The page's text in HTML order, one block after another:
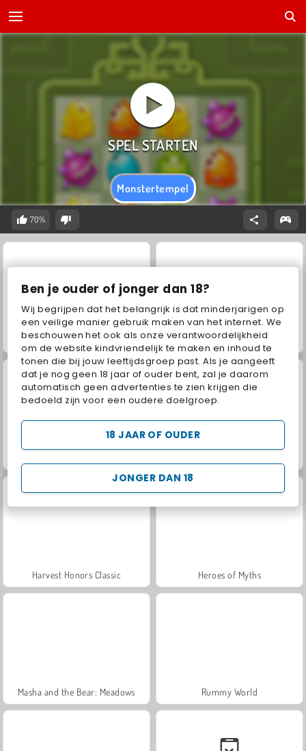
Ben je ouder of jonger dan 18?
Wij begrijpen dat het belangrijk is dat minderjarigen op
een veilige manier gebruik maken van het internet. We
beschouwen het ook als onze verantwoordelijkheid
om de website kindvriendelijk te maken en inhoud te
tonen die bij jouw leeftijdsgroep past. Als je aangeeft
dat je nog geen 18 jaar of ouder bent, zal je daarom
automatisch geen advertenties te zien krijgen die
bedoeld zijn voor een oudere doelgroep.
JONGER DAN 18
18 JAAR OF OUDER
Monstertempel
70%
Jewel Garden Story Grand Mahjong Connect
Harvest Honors Classic Heroes of Myths
Masha and the Bear: Meadows Rummy World